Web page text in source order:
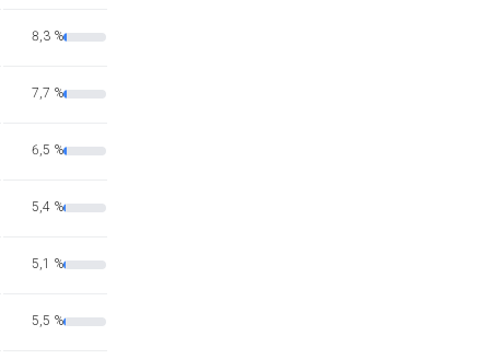
8,3 %
7,7 %
6,5 %
5,4 %
5,1 %
5,5 %